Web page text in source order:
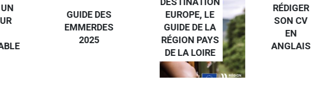
EUROPE, LE
GUIDE DE LA
RÉGION PAYS
RÉDIGER
SON CV
EN
ANGLAIS
FAIRE UN
STAGE À